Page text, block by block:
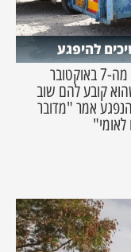
המוסד לביטוח לאומי כופה על נפגעים רבים מה-7 באוקטובר
קובע להם שוב
הנפגע אמר "מדובר